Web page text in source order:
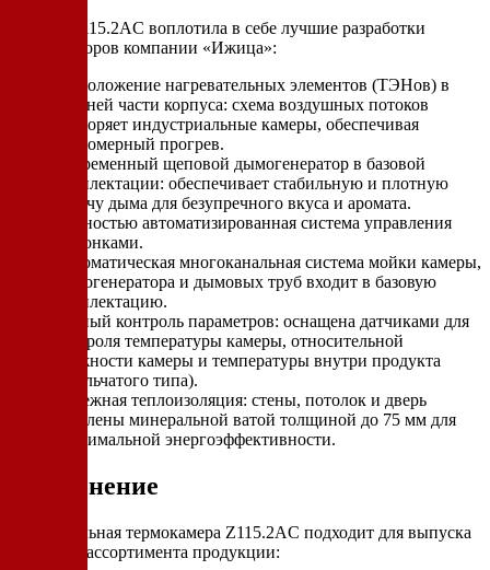
Модель Z115.2AC воплотила в себе лучшие разработки
конструкторов компании «Ижица»:
Расположение нагревательных элементов (ТЭНов) в
верхней части корпуса: схема воздушных потоков
повторяет индустриальные камеры, обеспечивая
равномерный прогрев.
Современный щеповой дымогенератор в базовой
комплектации: обеспечивает стабильную и плотную
подачу дыма для безупречного вкуса и аромата.
Полностью автоматизированная система управления
заслонками.
Автоматическая многоканальная система мойки камеры,
дымогенератора и дымовых труб входит в базовую
комплектацию.
Точный контроль параметров: оснащена датчиками для
контроля температуры камеры, относительной
влажности камеры и температуры внутри продукта
(игольчатого типа).
Надежная теплоизоляция: стены, потолок и дверь
утеплены минеральной ватой толщиной до 75 мм для
максимальной энергоэффективности.
Применение
Универсальная термокамера Z115.2AC подходит для выпуска
широкого ассортимента продукции: